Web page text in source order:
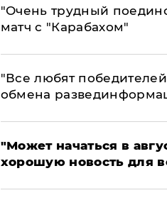
"Очень трудный
матч с "Карабахом"
​"Все любят
обмена
"Может начаться в
хорошую новость для